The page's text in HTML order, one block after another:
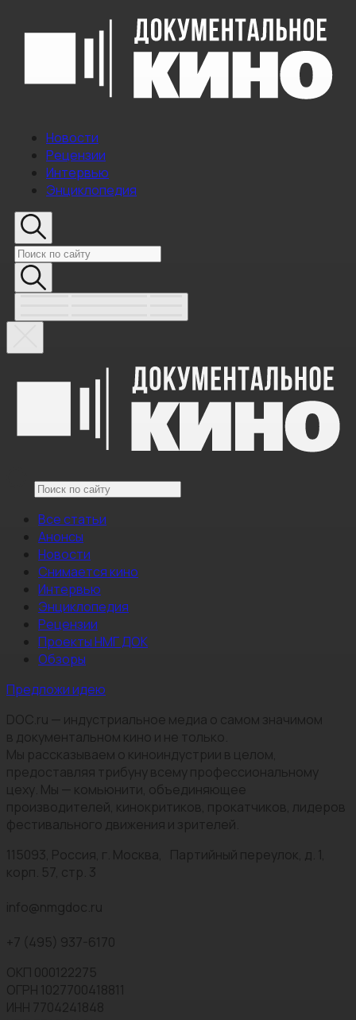
Новости
Рецензии
Интервью
Энциклопедия
Все статьи
Анонсы
Новости
Снимается кино
Интервью
Энциклопедия
Рецензии
Проекты НМГ ДОК
Обзоры
Предложи идею
DOC.ru — индустриальное медиа о самом значимом
в документальном кино и не только.
Мы рассказываем о киноиндустрии в целом,
предоставляя трибуну всему профессиональному
цеху. Мы — комьюнити, объединяющее
производителей, кинокритиков, прокатчиков, лидеров
фестивального движения и зрителей.
115093, Россия, г. Москва, Партийный переулок, д. 1,
корп. 57, стр. 3
info@nmgdoc.ru
+7 (495) 937-6170
ОКП 000122275
ОГРН 1027700418811